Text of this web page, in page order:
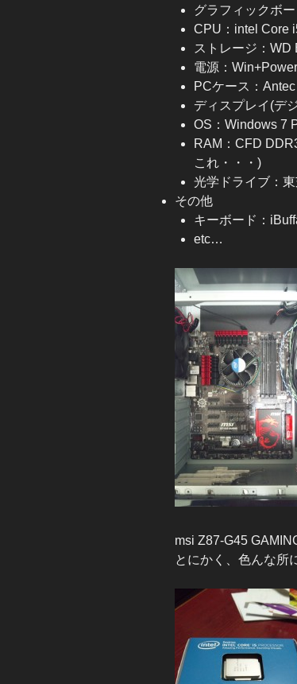
グラフィックボ
CPU：intel Core
ストレージ：
電源：
PCケース：
ディスプレイ(デ
OS：Windows 7
RAM：CFD
これ・・・)
光学ドライブ：
その他
キーボード：
etc…
msi Z87-G45
とにかく、色んな所